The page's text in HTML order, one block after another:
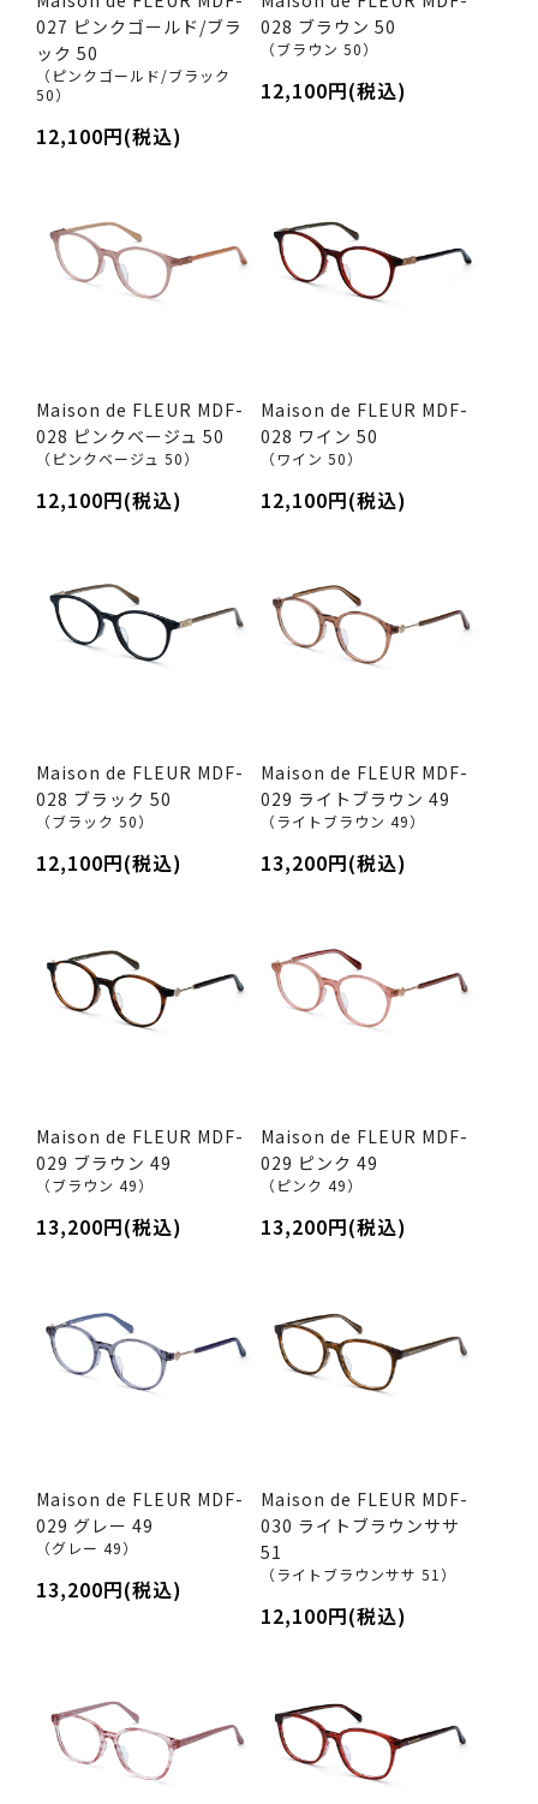
027 ピンクゴールド/ブラ
ック 50
（ピンクゴールド/ブラック
50）
12,100円(税込)
028 ブラウン 50
（ブラウン 50）
12,100円(税込)
Maison de FLEUR MDF-
028 ピンクベージュ 50
（ピンクベージュ 50）
12,100円(税込)
Maison de FLEUR MDF-
028 ワイン 50
（ワイン 50）
12,100円(税込)
Maison de FLEUR MDF-
028 ブラック 50
（ブラック 50）
12,100円(税込)
Maison de FLEUR MDF-
029 ライトブラウン 49
（ライトブラウン 49）
13,200円(税込)
Maison de FLEUR MDF-
029 ブラウン 49
（ブラウン 49）
13,200円(税込)
Maison de FLEUR MDF-
029 ピンク 49
（ピンク 49）
13,200円(税込)
Maison de FLEUR MDF-
029 グレー 49
（グレー 49）
13,200円(税込)
Maison de FLEUR MDF-
030 ライトブラウンササ
51
（ライトブラウンササ 51）
12,100円(税込)